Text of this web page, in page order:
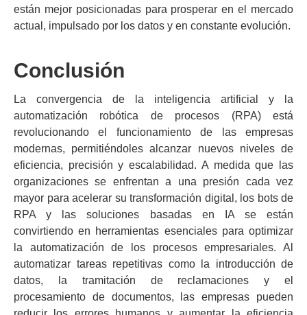
están mejor posicionadas para prosperar en el mercado
actual, impulsado por los datos y en constante evolución.
Conclusión
La convergencia de la inteligencia artificial y la
automatización robótica de procesos (RPA) está
revolucionando el funcionamiento de las empresas
modernas, permitiéndoles alcanzar nuevos niveles de
eficiencia, precisión y escalabilidad. A medida que las
organizaciones se enfrentan a una presión cada vez
mayor para acelerar su transformación digital, los bots de
RPA y las soluciones basadas en IA se están
convirtiendo en herramientas esenciales para optimizar
la automatización de los procesos empresariales. Al
automatizar tareas repetitivas como la introducción de
datos, la tramitación de reclamaciones y el
procesamiento de documentos, las empresas pueden